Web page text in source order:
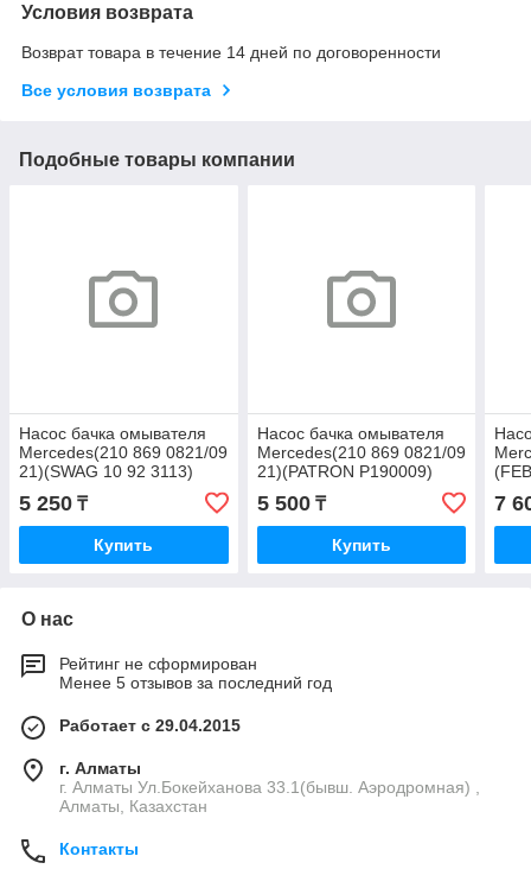
Условия возврата
Возврат товара в течение 14 дней по договоренности
Все условия возврата
Подобные товары компании
Насос бачка омывателя
Mercedes(210 869 0821/09
21)(SWAG 10 92 3113)
(FEBI 23113)
5 250 ₸
Купить
Насос бачка омывателя
Mercedes(210 869 0821/09
21)(PATRON P190009)
(FEBI 23113)
5 500₸
Купить
7
О нас
Рейтинг не сформирован
Менее 5 отзывов за последний год
Работает с 29.04.2015
г. Алматы
г. Алматы Ул.Бокейханова 33.1(бывш. Аэродромная) ,
Алматы, Казахстан
Контакты